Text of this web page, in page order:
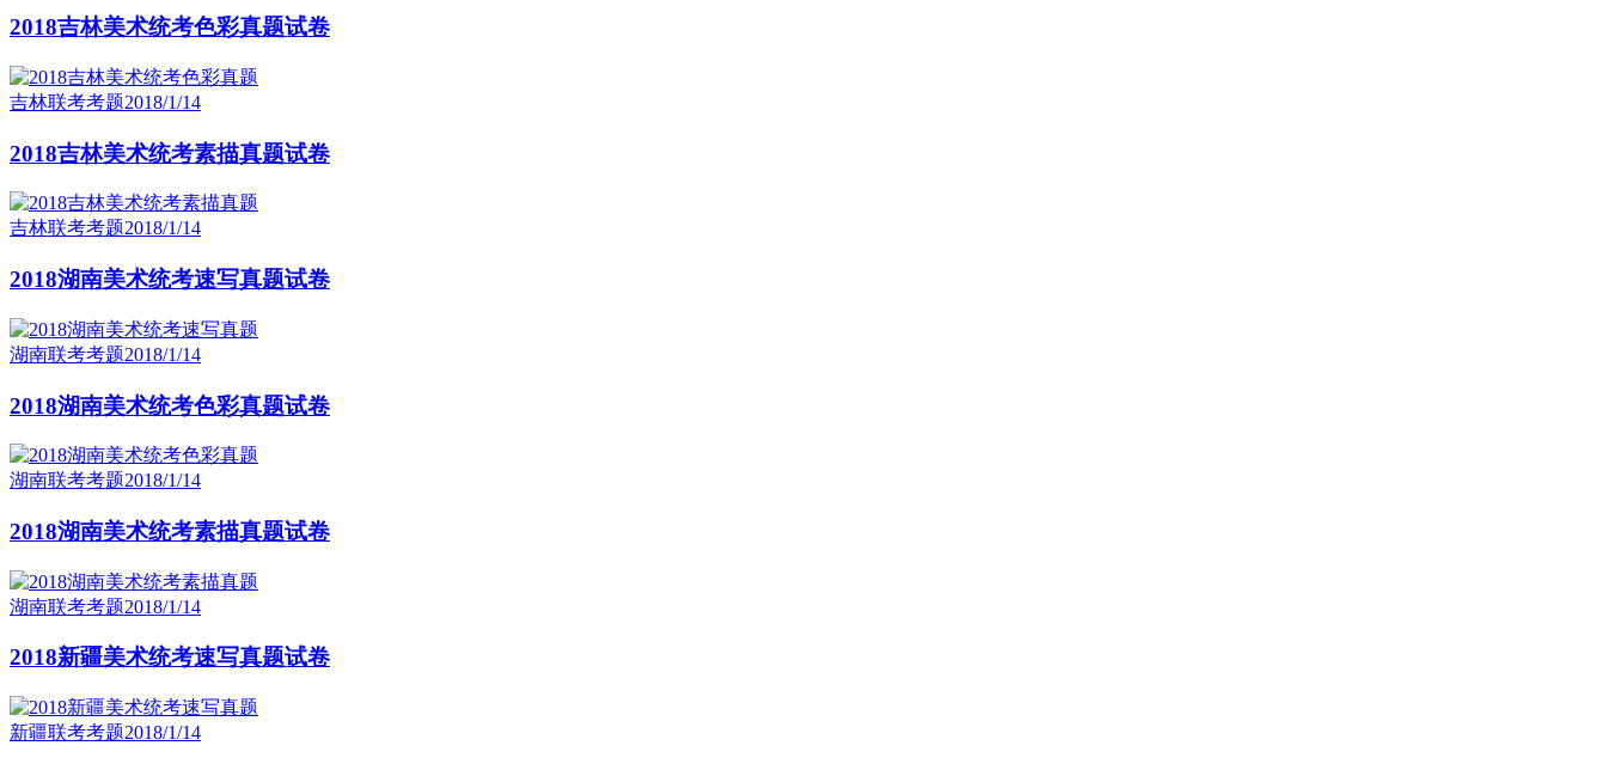
2018吉林美术统考色彩真题试卷
吉林联考考题2018/1/14
2018吉林美术统考素描真题试卷
吉林联考考题2018/1/14
2018湖南美术统考速写真题试卷
湖南联考考题2018/1/14
2018湖南美术统考色彩真题试卷
湖南联考考题2018/1/14
2018湖南美术统考素描真题试卷
湖南联考考题2018/1/14
2018新疆美术统考速写真题试卷
新疆联考考题2018/1/14